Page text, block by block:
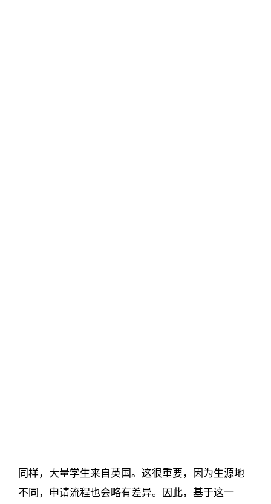
同样，大量学生来自英国。这很重要，因为生源地
不同，申请流程也会略有差异。因此，基于这一